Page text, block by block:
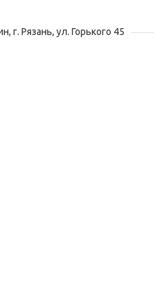
г. Рязань, ул. Горького 45